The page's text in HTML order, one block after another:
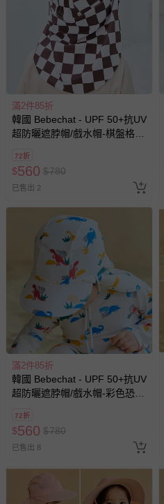
滿2件85折
韓國 Bebechat - UPF 50+抗UV
超防曬遮脖帽/戲水帽-棋盤格-
72折
$560 $780
已售出 2
滿2件85折
韓國 Bebechat - UPF 50+抗UV
超防曬遮脖帽/戲水帽-彩色恐
72折
$560 $780
已售出 8